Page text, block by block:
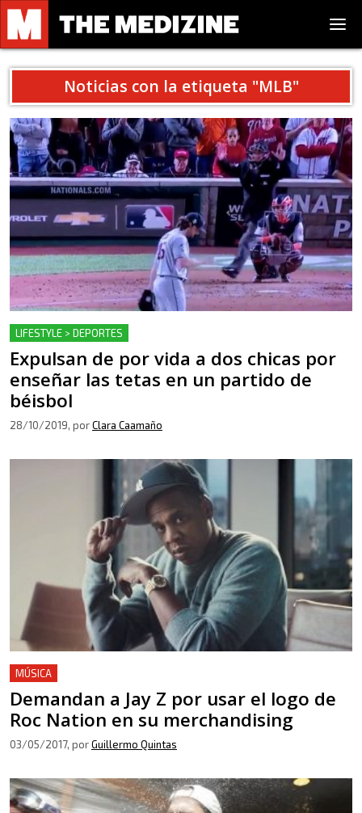
Noticias con la etiqueta "MLB"
LIFESTYLE > DEPORTES
Expulsan de por vida a dos chicas por
enseñar las tetas en un partido de
béisbol
28/10/2019, porClara Caamaño
MÚSICA
Demandan a Jay Z por usar el logo de
Roc Nation en su merchandising
03/05/2017, porGuillermo Quintas